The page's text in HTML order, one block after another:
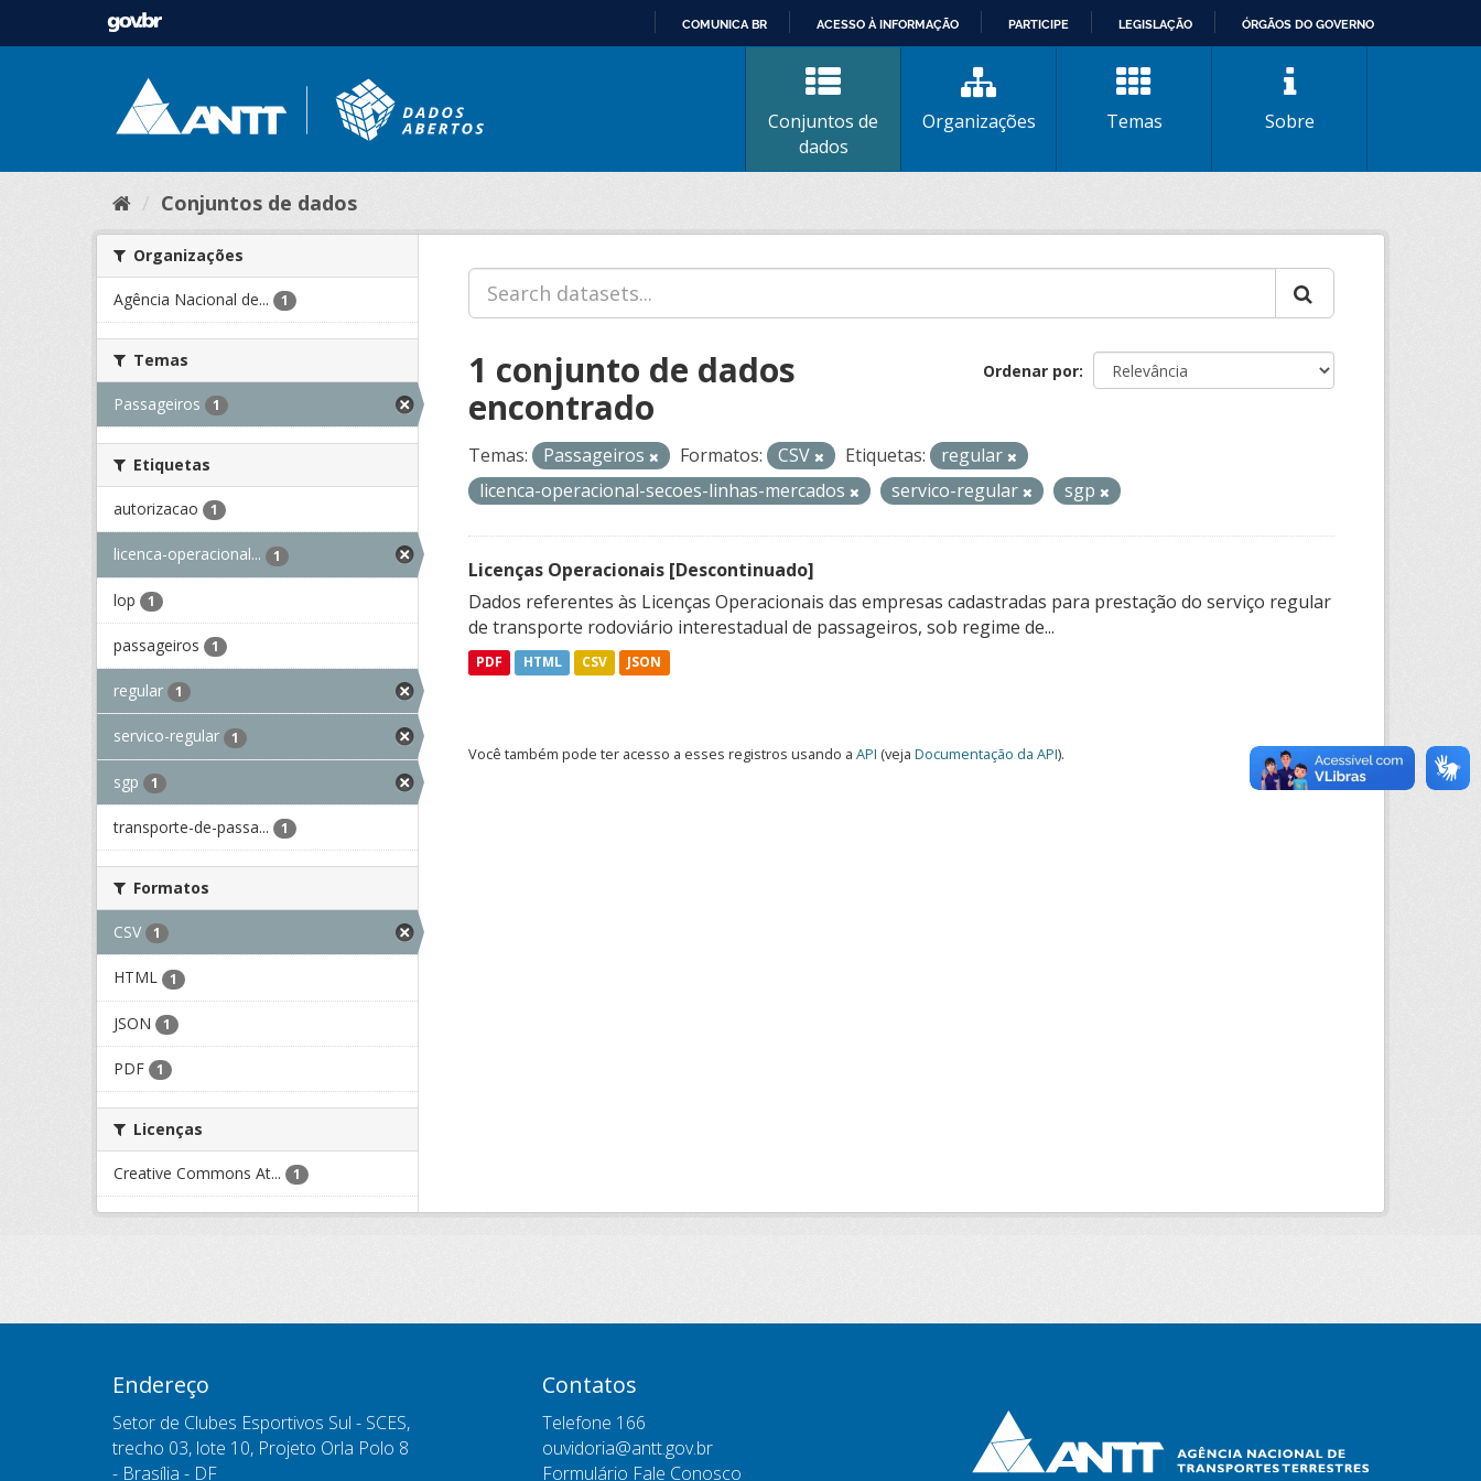
CONTEÚDO
COMUNICA BR ACESSO À INFORMAÇÃO PARTICIPE LEGISLAÇÃO ÓRGÃOS DO GOVERNO
Conjuntos de
dados
Organizações Temas Sobre
Conjuntos de dados
Organizações
Agência Nacional de... 1
Temas
Passageiros 1
Etiquetas
autorizacao 1
licenca-operacional... 1
lop 1
passageiros 1
regular 1
servico-regular 1
sgp 1
transporte-de-passa... 1
Formatos
CSV 1
HTML 1
JSON 1
PDF 1
Licenças
Creative Commons At... 1
Ordenar por
1 conjunto de dados
encontrado
Temas: Passageiros Formatos: CSV Etiquetas:
regular
licenca-operacional-secoes-linhas-mercados
servico-regular sgp
Licenças Operacionais [Descontinuado]
Dados referentes às Licenças Operacionais das empresas cadastradas para prestação do serviço regular
de transporte rodoviário interestadual de passageiros, sob regime de...
PDF HTML CSV JSON
Você também pode ter acesso a esses registros usando a API (veja Documentação da API).
Endereço
Setor de Clubes Esportivos Sul - SCES,
trecho 03, lote 10, Projeto Orla Polo 8
- Brasília - DF
Contatos
Telefone 166
ouvidoria@antt.gov.br
Formulário Fale Conosco